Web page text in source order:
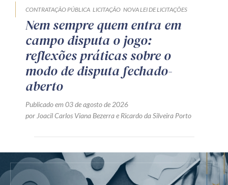
CONTRATAÇÃO PÚBLICA LICITAÇÃO NOVA LEI DE LICITAÇÕES
Nem sempre quem entra em
campo disputa o jogo:
reflexões práticas sobre o
modo de disputa fechado-
aberto
Publicado em 03 de agosto de 2026
por Joacil Carlos Viana Bezerrae Ricardo da Silveira Porto